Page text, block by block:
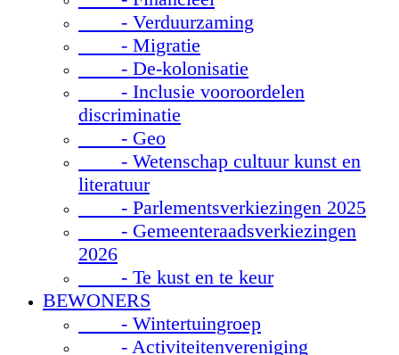
- Verduurzaming
- Migratie
- De-kolonisatie
- Inclusie vooroordelen
discriminatie
- Geo
- Wetenschap cultuur kunst en
literatuur
- Parlementsverkiezingen 2025
- Gemeenteraadsverkiezingen
2026
- Te kust en te keur
BEWONERS
- Wintertuingroep
- Activiteitenvereniging